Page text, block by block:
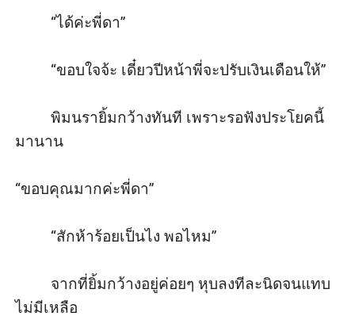
“ได้ค่ะพี่ดา”
“ขอบใจจ้ะ เดี๋ยวปีหน้าพี่จะปรับเงินเดือนให้”
พิมนรายิ้มกว้างทันที เพราะรอฟังประโยคนี้
มานาน
“ขอบคุณมากค่ะพี่ดา”
“สักห้าร้อยเป็นไง พอไหม”
จากที่ยิ้มกว้างอยู่ค่อยๆ หุบลงทีละนิดจนแทบ
ไม่มีเหลือ